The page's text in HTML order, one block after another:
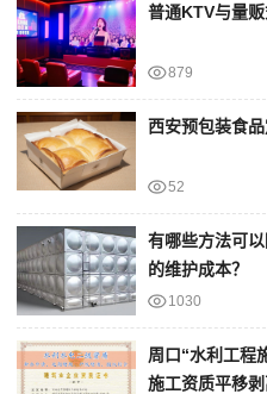
普通KTV与量贩
879
西安预包装食
52
有哪些方法可
的维护成本？
1030
周口“水利工程
施工资质平移